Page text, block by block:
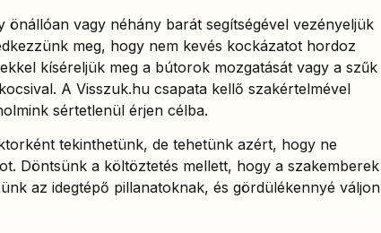
vagy néhány barát segítségével vezényeljük
meg, hogy nem kevés kockázatot hordoz
kíséreljük meg a bútorok mozgatását vagy a szűk
A Visszuk.hu csapata kellő szakértelmével
sértetlenül érjen célba.
tekinthetünk, de tehetünk azért, hogy ne
Döntsünk a költöztetés mellett, hogy a szakemberek
az idegtépő pillanatoknak, és gördülékennyé váljon